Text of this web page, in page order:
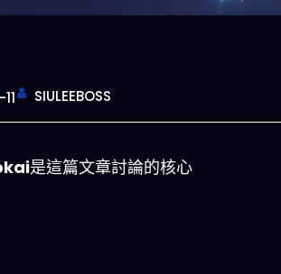
SIULEEBOSS
是這篇文章討論的核心